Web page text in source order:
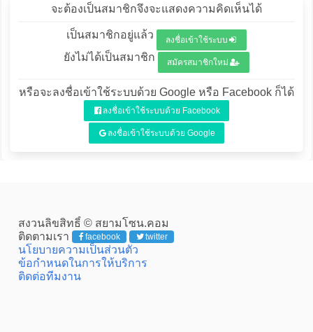
จะต้องเป็นสมาชิกจึงจะแสดงความคิดเห็นได้
เป็นสมาชิกอยู่แล้ว ลงชื่อเข้าใช้ระบบ
ยังไม่ได้เป็นสมาชิก สมัครสมาชิกใหม่
หรือจะลงชื่อเข้าใช้ระบบด้วย Google หรือ Facebook ก็ได้
ลงชื่อเข้าใช้ระบบด้วย Facebook
ลงชื่อเข้าใช้ระบบด้วย Google
สงวนลิขสิทธิ์ © สยามโซน.คอม
ติดตามเรา
facebook twitter
นโยบายความเป็นส่วนตัว
ข้อกำหนดในการให้บริการ
ติดต่อทีมงาน